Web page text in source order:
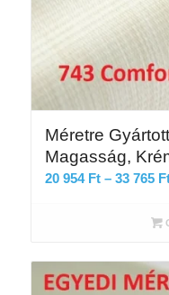
Méretre
Magasság,
20 954 Ft – 33 765